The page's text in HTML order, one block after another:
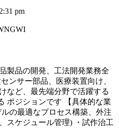
pm
製品の開発、工法開発業務全
ンサー部品、医療装置向け、
など、最先端分野で活躍する
ポジションです 【具体的な業
の最適なプロセス構築、外注
ケジュール管理) ・試作治工